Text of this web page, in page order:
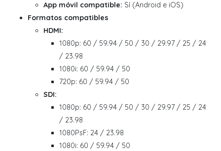
App móvil compatible: Sí (Android e iOS)
Formatos compatibles
HDMI:
1080p: 60 / 59.94 / 50 / 30 / 29.97 / 25 / 24
/ 23.98
1080i: 60 / 59.94 / 50
720p: 60 / 59.94 / 50
SDI:
1080p: 60 / 59.94 / 50 / 30 / 29.97 / 25 / 24
/ 23.98
1080PsF: 24 / 23.98
1080i: 60 / 59.94 / 50